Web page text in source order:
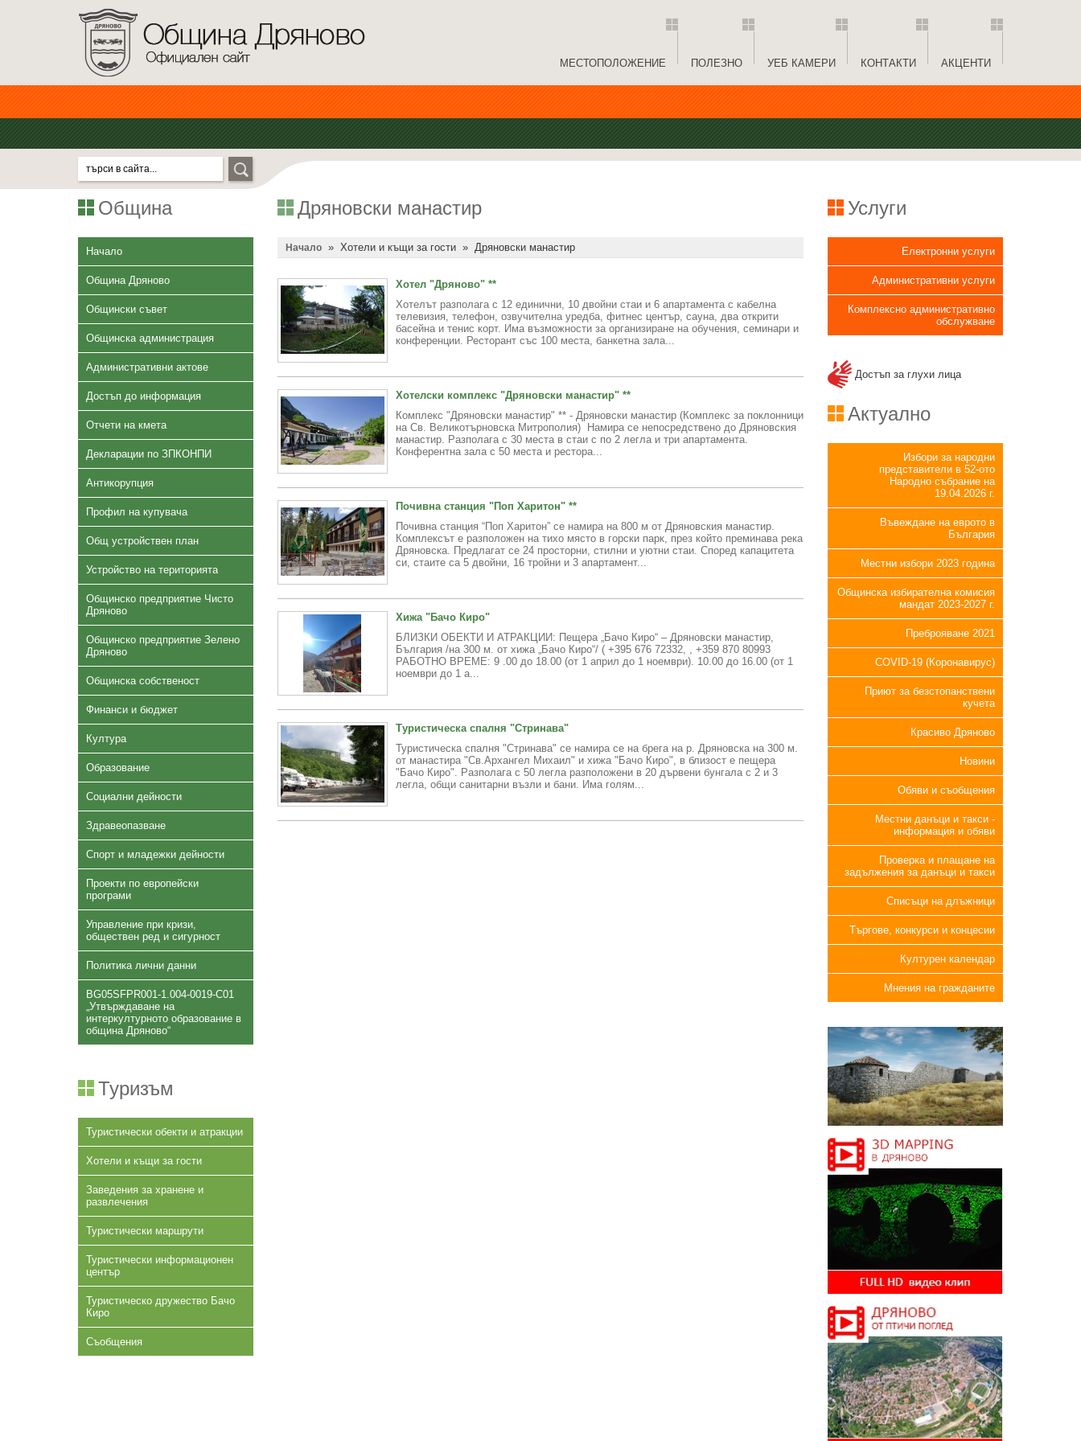
МЕСТОПОЛОЖЕНИЕ ПОЛЕЗНО УЕБ КАМЕРИ КОНТАКТИ АКЦЕНТИ
Община
Начало
Община Дряново
Общински съвет
Общинска администрация
Административни актове
Достъп до информация
Отчети на кмета
Декларации по ЗПКОНПИ
Антикорупция
Профил на купувача
Общ устройствен план
Устройство на територията
Общинско предприятие Чисто
Дряново
Общинско предприятие Зелено
Дряново
Общинска собственост
Финанси и бюджет
Култура
Образование
Социални дейности
Здравеопазване
Спорт и младежки дейности
Проекти по европейски
програми
Управление при кризи,
обществен ред и сигурност
Политика лични данни
BG05SFPR001-1.004-0019-C01
„Утвърждаване на
интеркултурното образование в
община Дряново“
Туризъм
Туристически обекти и атракции
Хотели и къщи за гости
Заведения за хранене и
развлечения
Туристически маршрути
Туристически информационен
център
Туристическо дружество Бачо
Киро
Съобщения
Дряновски манастир
Начало » Хотели и къщи за гости » Дряновски манастир
Хотел "Дряново" **
Хотелът разполага с 12 единични, 10 двойни стаи и 6 апартамента с кабелна
телевизия, телефон, озвучителна уредба, фитнес център, сауна, два открити
басейна и тенис корт. Има възможности за организиране на обучения, семинари и
конференции. Ресторант със 100 места, банкетна зала...
Хотелски комплекс "Дряновски манастир" **
Комплекс "Дряновски манастир" ** - Дряновски манастир (Комплекс за поклонници
на Св. Великотърновска Митрополия) Намира се непосредствено до Дряновския
манастир. Разполага с 30 места в стаи с по 2 легла и три апартамента.
Конферентна зала с 50 места и рестора...
Почивна станция "Поп Харитон" **
Почивна станция “Поп Харитон” се намира на 800 м от Дряновския манастир.
Комплексът е разположен на тихо място в горски парк, през който преминава река
Дряновска. Предлагат се 24 просторни, стилни и уютни стаи. Според капацитета
си, стаите са 5 двойни, 16 тройни и 3 апартамент...
Хижа "Бачо Киро"
БЛИЗКИ ОБЕКТИ И АТРАКЦИИ: Пещера „Бачо Киро“ – Дряновски манастир,
България /на 300 м. от хижа „Бачо Киро“/ ( +395 676 72332, , +359 870 80993
РАБОТНО ВРЕМЕ: 9 .00 до 18.00 (от 1 април до 1 ноември). 10.00 до 16.00 (от 1
ноември до 1 а...
Туристическа спалня "Стринава"
Туристическа спалня "Стринава" се намира се на брега на р. Дряновска на 300 м.
от манастира "Св.Архангел Михаил" и хижа "Бачо Киро", в близост е пещера
"Бачо Киро". Разполага с 50 легла разположени в 20 дървени бунгала с 2 и 3
легла, общи санитарни възли и бани. Има голям...
Услуги
Електронни услуги
Административни услуги
Комплексно административно
обслужване
Достъп за глухи лица
Актуално
Избори за народни
представители в 52-ото
Народно събрание на
19.04.2026 г.
Въвеждане на еврото в
България
Местни избори 2023 година
Общинска избирателна комисия
мандат 2023-2027 г.
Преброяване 2021
COVID-19 (Коронавирус)
Приют за безстопанствени
кучета
Красиво Дряново
Новини
Обяви и съобщения
Местни данъци и такси -
информация и обяви
Проверка и плащане на
задължения за данъци и такси
Списъци на длъжници
Търгове, конкурси и концесии
Културен календар
Мнения на гражданите